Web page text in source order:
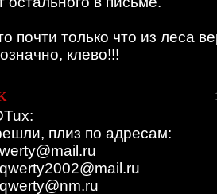
почти только что из леса
клево!!!
плиз по адресам: